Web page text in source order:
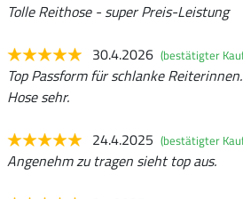
Tolle Reithose - super Preis-Leistung
30.4.2026 (bestätigter
Top Passform für schlanke
Hose sehr.
24.4.2025 (bestätigter
Angenehm zu tragen sieht top aus.